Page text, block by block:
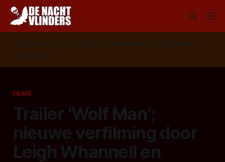
Volg ons op: 📣 RSS 📰 Google News 🦋 Bluesky
✉️
Nieuwsbrief
FILMS
Trailer 'Wolf Man';
nieuwe verfilming door
Leigh Whannell en